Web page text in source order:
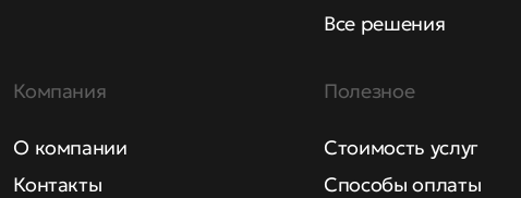
Все решения
Компания
О компании
Контакты
Полезное
Стоимость услуг
Способы оплаты